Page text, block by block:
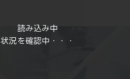
読み込み中
状況を確認中・・・